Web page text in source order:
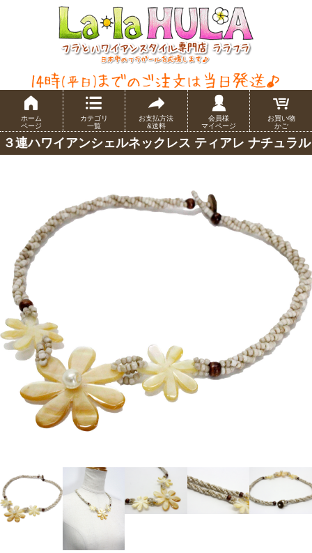
ホーム
ページ
カテゴリ
一覧
お支払方法
&送料
会員様
マイページ
お買い物
かご
３連ハワイアンシェルネックレス ティアレ ナチュラル